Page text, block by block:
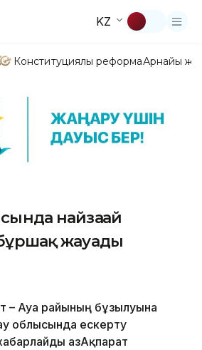
KZ
Конституциялық реформаАрнайы
найзағай
жауады
– Ауа райының бұзылуына
облысында ескерту
ҚазАқпарат